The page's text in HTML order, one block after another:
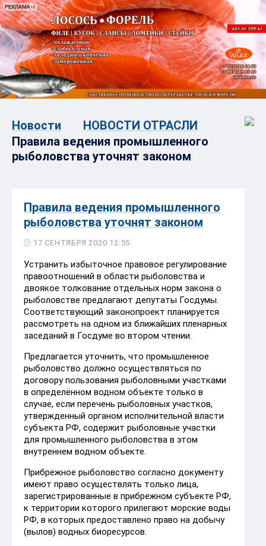
Новости
НОВОСТИ ОТРАСЛИ
Правила ведения промышленного
рыболовства уточнят законом
Правила ведения промышленного
рыболовства уточнят законом
17 СЕНТЯБРЯ 2020 12:55
Устранить избыточное правовое регулирование
правоотношений в области рыболовства и
двоякое толкование отдельных норм закона о
рыболовстве предлагают депутаты Госдумы.
Соответствующий законопроект планируется
рассмотреть на одном из ближайших пленарных
заседаний в Госдуме во втором чтении.
Предлагается уточнить, что промышленное
рыболовство должно осуществляться по
договору пользования рыболовными участками
в определённом водном объекте только в
случае, если перечень рыболовных участков,
утвержденный органом исполнительной власти
субъекта РФ, содержит рыболовные участки
для промышленного рыболовства в этом
внутреннем водном объекте.
Прибрежное рыболовство согласно документу
имеют право осуществлять только лица,
зарегистрированные в прибрежном субъекте РФ,
к территории которого прилегают морские воды
РФ, в которых предоставлено право на добычу
(вылов) водных биоресурсов.